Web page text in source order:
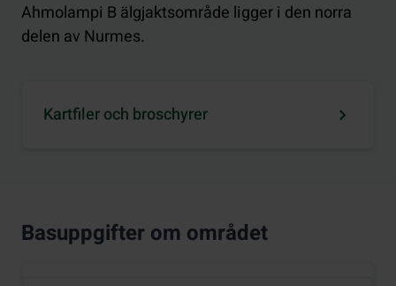
Ahmolampi B älgjaktsområde ligger i den norra
delen av Nurmes.
Kartfiler och broschyrer
Basuppgifter om området